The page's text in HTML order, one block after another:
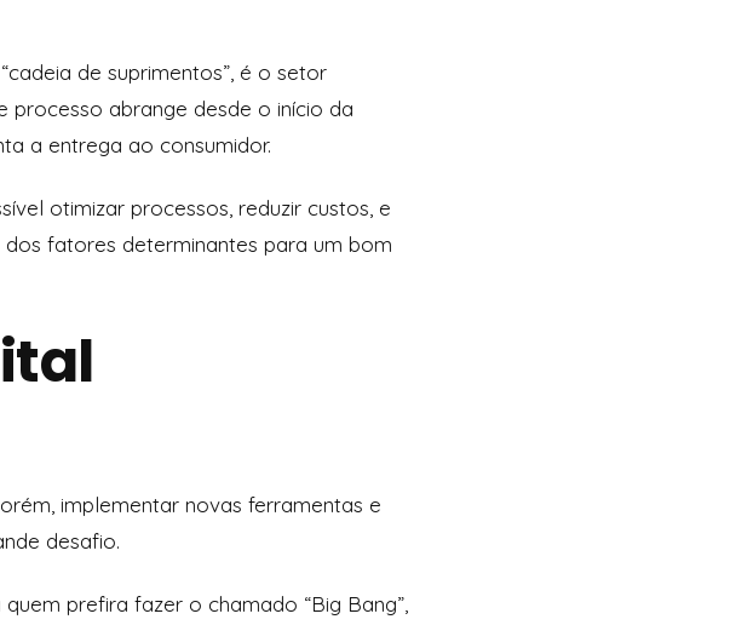
de suprimentos”, é o setor
processo abrange desde o início da
a entrega ao consumidor.
otimizar processos, reduzir custos, e
fatores determinantes para um bom
implementar novas ferramentas e
desafio.
prefira fazer o chamado “Big Bang”,